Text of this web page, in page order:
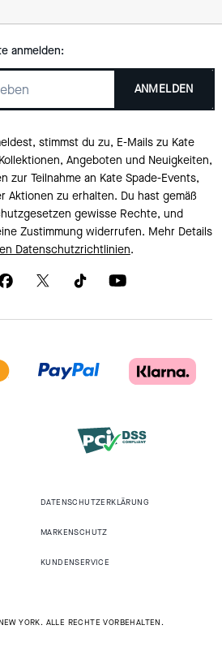
anmelden:
ANMELDEN
stimmst du zu, E-Mails zu Kate
Angeboten und Neuigkeiten,
zur Teilnahme an Kate Spade-Events,
Aktionen zu erhalten. Du hast gemäß
gewisse Rechte, und
Zustimmung widerrufen. Mehr Details
Datenschutzrichtlinien.
DATENSCHUTZERKLÄRUNG
MARKENSCHUTZ
KUNDENSERVICE
YORK. ALLE RECHTE VORBEHALTEN.